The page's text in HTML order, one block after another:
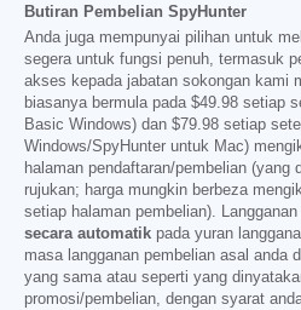
Butiran Pembelian SpyHunter
Anda juga mempunyai pilihan untuk
segera untuk fungsi penuh, termasuk
akses kepada jabatan sokongan kami
biasanya bermula pada $49.98 setiap
Basic Windows) dan $79.98 setiap
Windows/SpyHunter untuk Mac)
halaman pendaftaran/pembelian (yang
rujukan; harga mungkin berbeza
setiap halaman pembelian).
secara automatik pada yuran
masa langganan pembelian asal anda
yang sama atau seperti yang
promosi/pembelian, dengan syarat